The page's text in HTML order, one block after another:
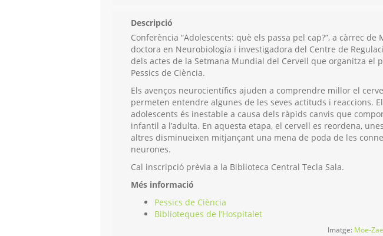
Descripció
Conferència “Adolescents: què els passa pel cap?”, a càrrec de
doctora en Neurobiología i investigadora del Centre de
dels actes de la Setmana Mundial del Cervell que organitza el
Pessics de Ciència.
Els avenços neurocientífics ajuden a comprendre millor el
permeten entendre algunes de les seves actituds i reaccions.
adolescents és inestable a causa dels ràpids canvis que
infantil a l’adulta. En aquesta etapa, el cervell es reordena,
altres disminueixen mitjançant una mena de poda de les
neurones.
Cal inscripció prèvia a la Biblioteca Central Tecla Sala.
Més informació
Pessics de Ciència
Biblioteques de l’Hospitalet
Imatge: Moe-